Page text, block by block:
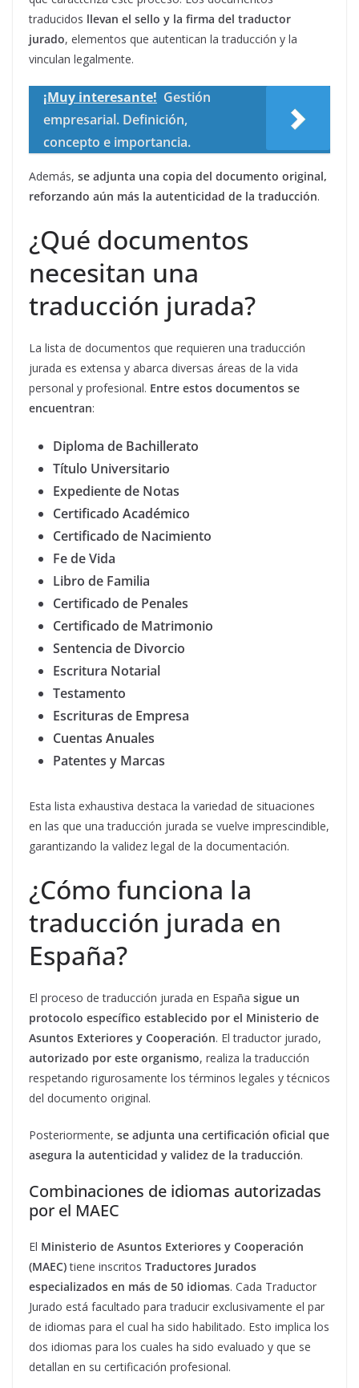
traducidos llevan el sello y la firma del traductor
jurado, elementos que autentican la traducción y la
vinculan legalmente.
¡Muy interesante! Gestión
empresarial. Definición,
concepto e importancia.
Además, se adjunta una copia del documento original,
reforzando aún más la autenticidad de la traducción.
¿Qué documentos
necesitan una
traducción jurada?
La lista de documentos que requieren una traducción
jurada es extensa y abarca diversas áreas de la vida
personal y profesional. Entre estos documentos se
encuentran:
Diploma de Bachillerato
Título Universitario
Expediente de Notas
Certificado Académico
Certificado de Nacimiento
Fe de Vida
Libro de Familia
Certificado de Penales
Certificado de Matrimonio
Sentencia de Divorcio
Escritura Notarial
Testamento
Escrituras de Empresa
Cuentas Anuales
Patentes y Marcas
Esta lista exhaustiva destaca la variedad de situaciones
en las que una traducción jurada se vuelve imprescindible,
garantizando la validez legal de la documentación.
¿Cómo funciona la
traducción jurada en
España?
El proceso de traducción jurada en España sigue un
protocolo específico establecido por el Ministerio de
Asuntos Exteriores y Cooperación. El traductor jurado,
autorizado por este organismo, realiza la traducción
respetando rigurosamente los términos legales y técnicos
del documento original.
Posteriormente, se adjunta una certificación oficial que
asegura la autenticidad y validez de la traducción.
Combinaciones de idiomas autorizadas
por el MAEC
El Ministerio de Asuntos Exteriores y Cooperación
(MAEC)tiene inscritos Traductores Jurados
especializados en más de 50 idiomas. Cada Traductor
Jurado está facultado para traducir exclusivamente el par
de idiomas para el cual ha sido habilitado. Esto implica los
dos idiomas para los cuales ha sido evaluado y que se
detallan en su certificación profesional.